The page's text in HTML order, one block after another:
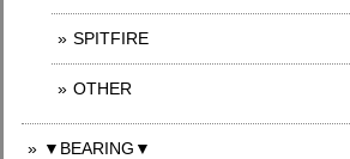
SPITFIRE
OTHER
▼BEARING▼